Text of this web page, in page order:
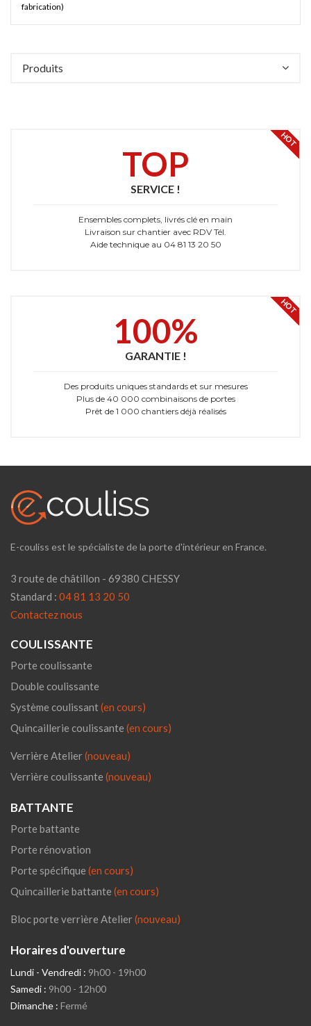
fabrication)
Produits
HOT
TOP
SERVICE !
Ensembles complets, livrés clé en main
Livraison sur chantier avec RDV Tél.
Aide technique au 04 81 13 20 50
HOT
100%
GARANTIE !
Des produits uniques standards et sur mesures
Plus de 40 000 combinaisons de portes
Prêt de 1 000 chantiers déjà réalisés
E-couliss est le spécialiste de la porte d'intérieur en France.
3 route de châtillon - 69380 CHESSY
Standard : 04 81 13 20 50
Contactez nous
COULISSANTE
Porte coulissante
Double coulissante
Système coulissant(en cours)
Quincaillerie coulissante (en cours)
Verrière Atelier(nouveau)
Verrière coulissante (nouveau)
BATTANTE
Porte battante
Porte rénovation
Porte spécifique (en cours)
Quincaillerie battante (en cours)
Bloc porte verrière Atelier(nouveau)
Horaires d'ouverture
Lundi - Vendredi : 9h00 - 19h00
Samedi : 9h00 - 12h00
Dimanche : Fermé